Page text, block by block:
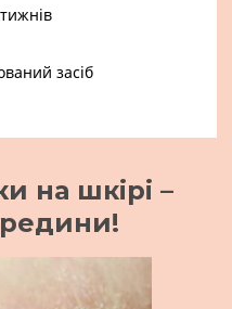
засіб
на шкірі –